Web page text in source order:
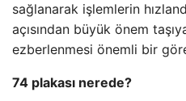
sağlanarak işlemlerin
açısından büyük önem
ezberlenmesi önemli bir
74 plakası nerede?